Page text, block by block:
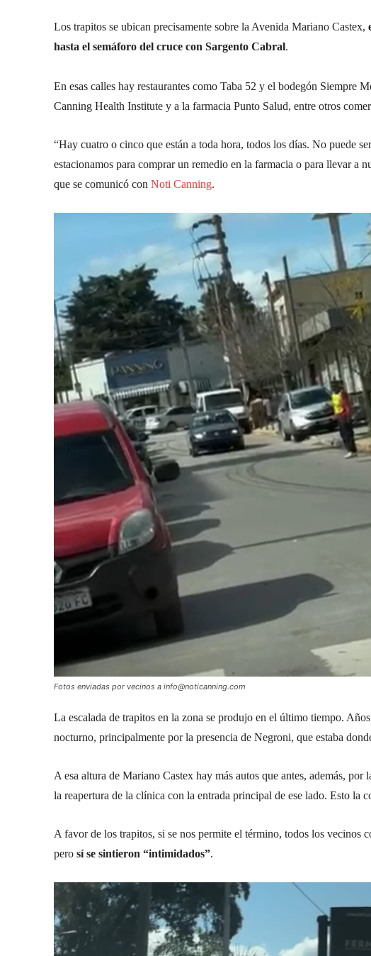
Los trapitos se ubican precisamente sobre la Avenida Mariano Castex,
hasta el semáforo del cruce con Sargento Cabral.
En esas calles hay restaurantes como Taba 52 y el bodegón Siempre
Canning Health Institute y a la farmacia Punto Salud, entre otros
“Hay cuatro o cinco que están a toda hora, todos los días. No puede
estacionamos para comprar un remedio en la farmacia o para llevar a
que se comunicó con Noti Canning.
Fotos enviadas por vecinos a info@noticanning.com
La escalada de trapitos en la zona se produjo en el último tiempo.
nocturno, principalmente por la presencia de Negroni, que estaba
A esa altura de Mariano Castex hay más autos que antes, además,
la reapertura de la clínica con la entrada principal de ese lado. Esto la
A favor de los trapitos, si se nos permite el término, todos los vecinos
pero sí se sintieron “intimidados”.